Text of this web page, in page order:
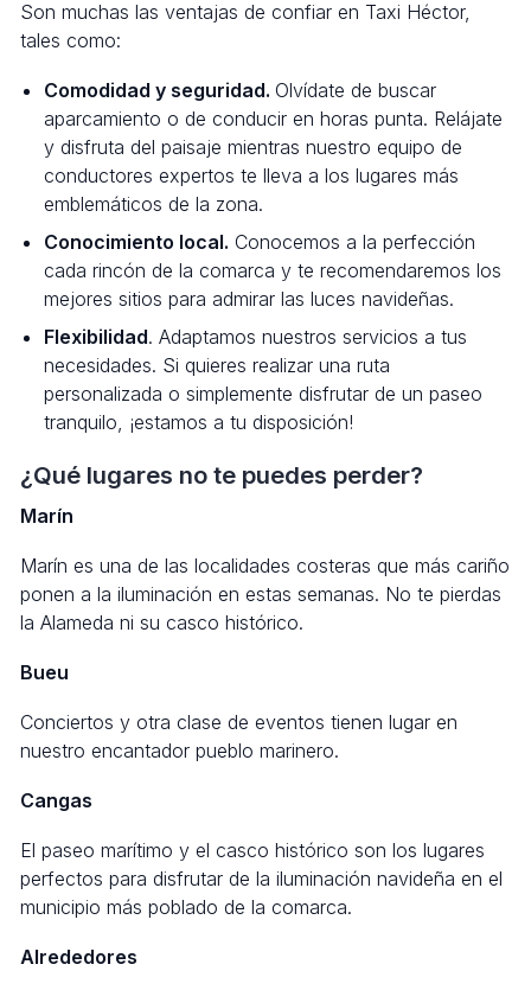
Son muchas las ventajas de confiar en Taxi Héctor,
tales como:
Comodidad y seguridad. Olvídate de buscar
aparcamiento o de conducir en horas punta. Relájate
y disfruta del paisaje mientras nuestro equipo de
conductores expertos te lleva a los lugares más
emblemáticos de la zona.
Conocimiento local. Conocemos a la perfección
cada rincón de la comarca y te recomendaremos los
mejores sitios para admirar las luces navideñas.
Flexibilidad. Adaptamos nuestros servicios a tus
necesidades. Si quieres realizar una ruta
personalizada o simplemente disfrutar de un paseo
tranquilo, ¡estamos a tu disposición!
¿Qué lugares no te puedes perder?
Marín
Marín es una de las localidades costeras que más cariño
ponen a la iluminación en estas semanas. No te pierdas
la Alameda ni su casco histórico.
Bueu
Conciertos y otra clase de eventos tienen lugar en
nuestro encantador pueblo marinero.
Cangas
El paseo marítimo y el casco histórico son los lugares
perfectos para disfrutar de la iluminación navideña en el
municipio más poblado de la comarca.
Alrededores